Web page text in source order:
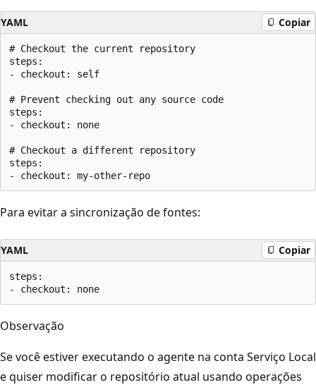
YAML Copiar
# Checkout the current repository
steps:
- checkout: self
# Prevent checking out any source code
steps:
- checkout: none
# Checkout a different repository
steps:
Para evitar a sincronização de fontes:
YAML Copiar
steps:
Observação
Se você estiver executando o agente na conta Serviço Local
e quiser modificar o repositório atual usando operações